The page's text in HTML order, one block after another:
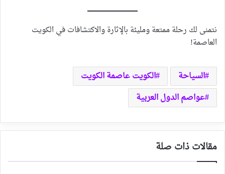
نتمنى لك رحلة ممتعة ومليئة بالإثارة والاكتشافات في الكويت
العاصمة!
السياحة
الكويت عاصمة الكويت
عواصم الدول العربية
مقالات ذات صلة